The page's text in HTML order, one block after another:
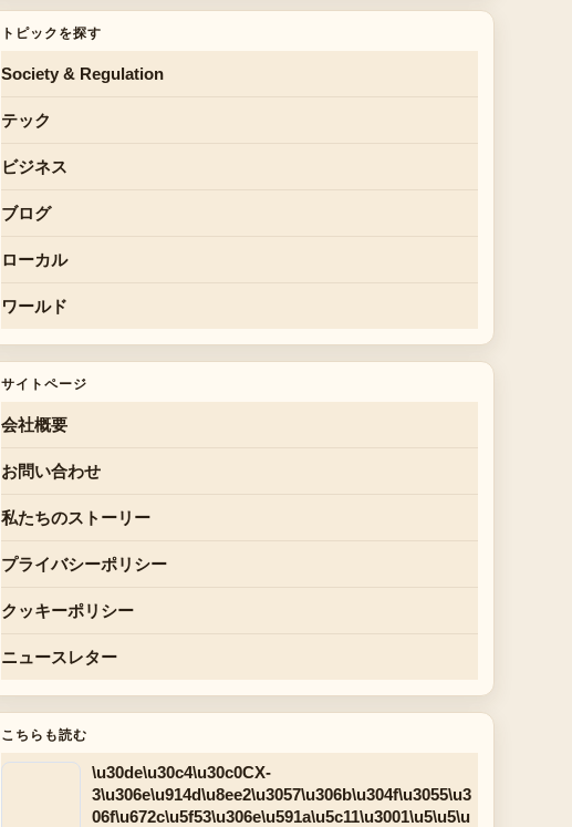
トピックを探す
Society & Regulation
テック
ビジネス
ブログ
ローカル
ワールド
サイトページ
会社概要
お問い合わせ
私たちのストーリー
プライバシーポリシー
クッキーポリシー
ニュースレター
こちらも読む
\u30de\u30c4\u30c0CX-
3\u306e\u914d\u8ee2\u3057\u306b\u304f\u3055\u3
06f\u672c\u5f53\u306e\u591a\u5c11\u3001\u5\u5\u